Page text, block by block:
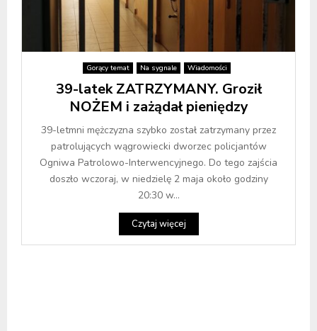
Gorący temat Na sygnale Wiadomości
39-latek ZATRZYMANY. Groził
NOŻEM i zażądał pieniędzy
39-letmni mężczyzna szybko został zatrzymany przez
patrolujących wągrowiecki dworzec policjantów
Ogniwa Patrolowo-Interwencyjnego. Do tego zajścia
doszło wczoraj, w niedzielę 2 maja około godziny
20:30 w...
Czytaj więcej